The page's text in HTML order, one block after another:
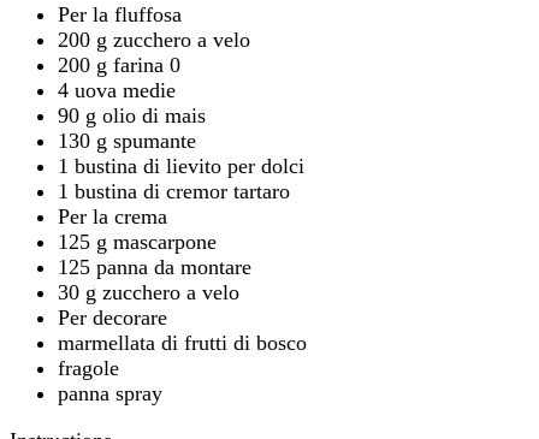
Per la fluffosa
200 g zucchero a velo
200 g farina 0
4 uova medie
90 g olio di mais
130 g spumante
1 bustina di lievito per dolci
1 bustina di cremor tartaro
Per la crema
125 g mascarpone
125 panna da montare
30 g zucchero a velo
Per decorare
marmellata di frutti di bosco
fragole
panna spray